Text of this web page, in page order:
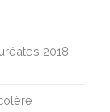
2018-